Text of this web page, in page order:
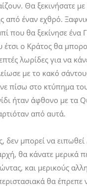
Θα ξεκινήσατε
από έναν εχθρό.
που θα ξεκίνησε ένα
ο Κράτος θα
λωρίδες για να
με το κακό
πίσω στο κτύπημα
ήταν άφθονο με τα
από αυτά.
δεν μπορεί να ειπωθεί
θα κάνατε μερικά
και μερικούς
θα έπρεπε